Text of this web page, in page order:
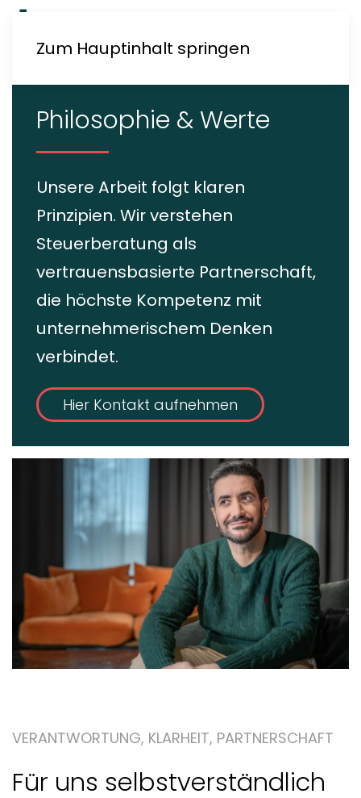
Zum Hauptinhalt springen
Philosophie & Werte
Unsere Arbeit folgt klaren
Prinzipien. Wir verstehen
Steuerberatung als
vertrauensbasierte Partnerschaft,
die höchste Kompetenz mit
unternehmerischem Denken
verbindet.
Hier Kontakt aufnehmen
VERANTWORTUNG, KLARHEIT, PARTNERSCHAFT
Für uns selbstverständlich